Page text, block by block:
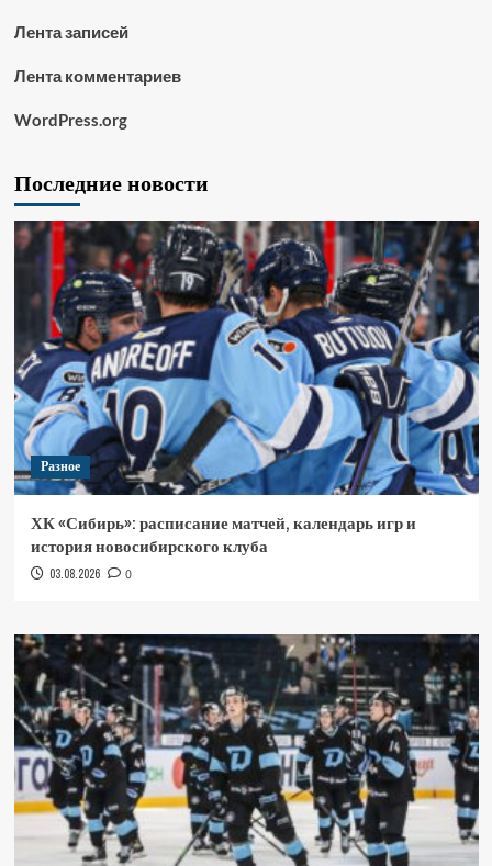
Лента записей
Лента комментариев
WordPress.org
Последние новости
Разное
ХК «Сибирь»: расписание матчей, календарь игр и
история новосибирского клуба
03.08.2026 0